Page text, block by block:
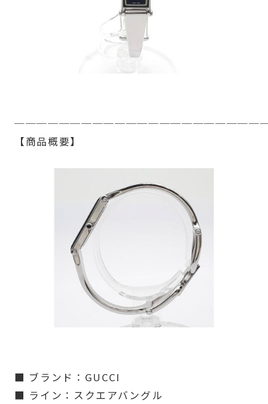
【商品概要】
■ ブランド：GUCCI
■ ライン：スクエアバングル